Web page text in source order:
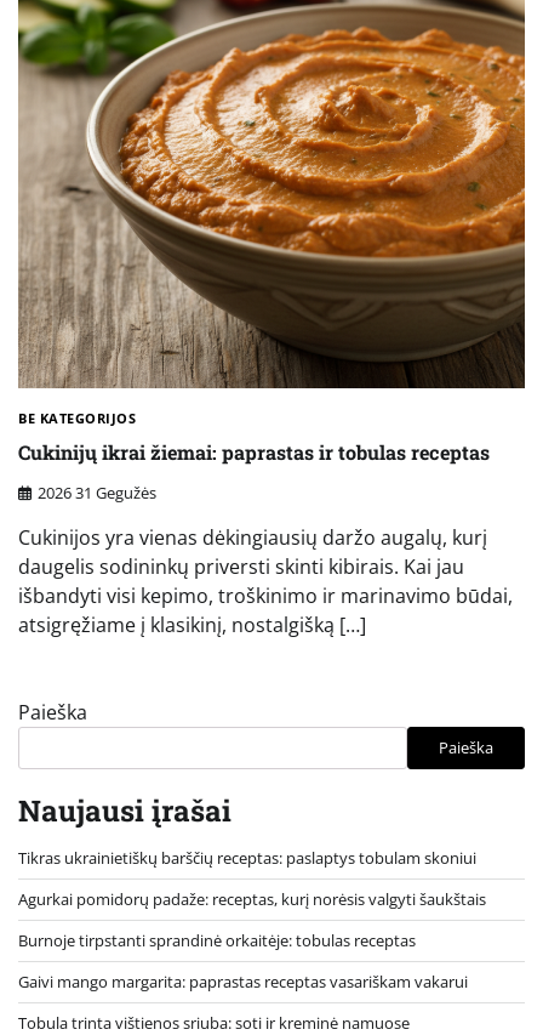
BE KATEGORIJOS
Cukinijų ikrai žiemai: paprastas ir tobulas receptas
2026 31 Gegužės
Cukinijos yra vienas dėkingiausių daržo augalų, kurį
daugelis sodininkų priversti skinti kibirais. Kai jau
išbandyti visi kepimo, troškinimo ir marinavimo būdai,
atsigręžiame į klasikinį, nostalgišką […]
Paieška
Paieška
Naujausi įrašai
Tikras ukrainietiškų barščių receptas: paslaptys tobulam skoniui
Agurkai pomidorų padaže: receptas, kurį norėsis valgyti šaukštais
Burnoje tirpstanti sprandinė orkaitėje: tobulas receptas
Gaivi mango margarita: paprastas receptas vasariškam vakarui
Tobula trinta vištienos sriuba: soti ir kreminė namuose